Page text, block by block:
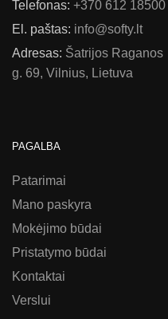
Telefonas: +370 612 18500
El. paštas: info@softy.lt
Adresas: Šatrijos Raganos
g. 69, Vilnius, Lietuva
PAGALBA
Patarimai
Mano paskyra
Mokėjimo būdai
Pristatymo būdai
Kontaktai
Verslui